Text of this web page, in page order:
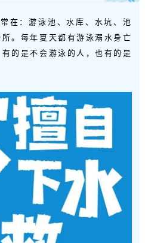
在：游泳池、水库、水坑、池
。每年夏天都有游泳溺水身亡
的是不会游泳的人，也有的是